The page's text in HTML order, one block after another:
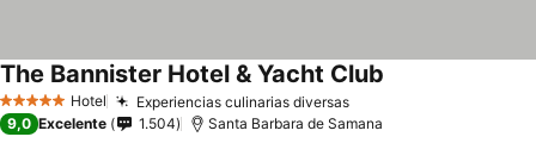
5 Estrellas Hotel Experiencias culinarias diversasVer precios
The Bannister Hotel & Yacht Club
9,0 Excelente 1.504 Santa Barbara de Samana